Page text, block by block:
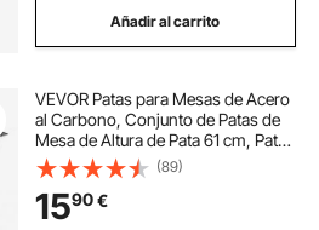
Añadir al carrito
VEVOR Patas para Mesas de Acero
al Carbono, Conjunto de Patas de
Mesa de Altura de Pata 61 cm, Patas
para Muebles con 4 Pies de Goma,
Patas de Mesa con Capacidad de
Carga 100 kg para Mesas Auxiliares
(89)
1590€